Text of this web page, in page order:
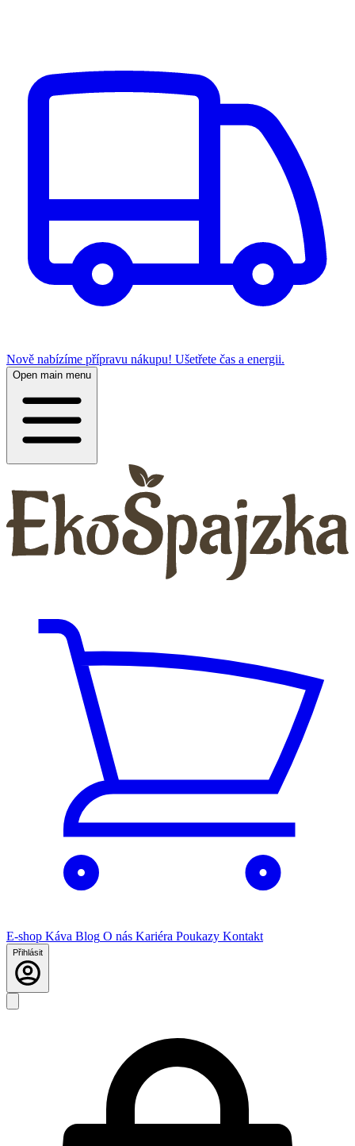
Nově nabízíme přípravu nákupu! Ušetřete čas a energii.
Open main menu
E-shop Káva Blog O nás Kariéra Poukazy Kontakt
Přihlásit